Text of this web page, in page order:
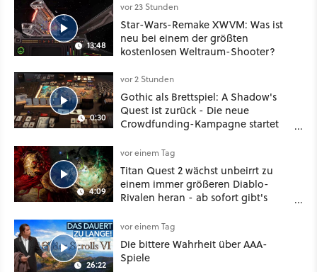
13:48
vor 23 Stunden
Star-Wars-Remake XWVM: Was ist
neu bei einem der größten
kostenlosen Weltraum-Shooter?
0:30
vor 2 Stunden
Gothic als Brettspiel: A Shadow's
Quest ist zurück - Die neue
Crowdfunding-Kampagne startet
4:09
vor einem Tag
Titan Quest 2 wächst unbeirrt zu
einem immer größeren Diablo-
Rivalen heran - ab sofort gibt's
Klasse
26:22
vor einem Tag
Die bittere Wahrheit über AAA-
Spiele